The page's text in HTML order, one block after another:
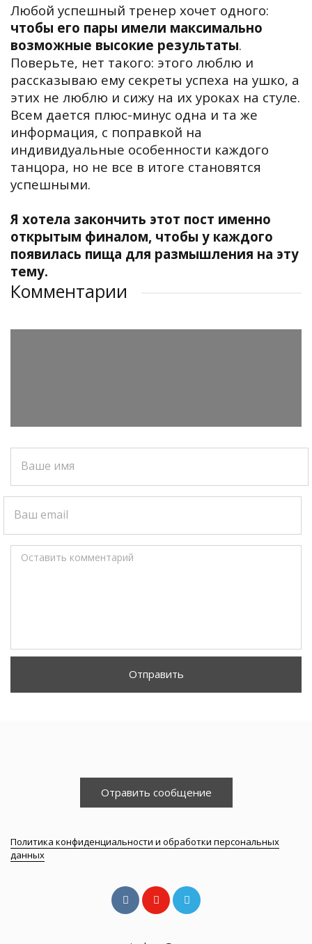
Любой успешный тренер хочет одного:
чтобы его пары имели максимально
возможные высокие результаты.
Поверьте, нет такого: этого люблю и
рассказываю ему секреты успеха на ушко, а
этих не люблю и сижу на их уроках на стуле.
Всем дается плюс-минус одна и та же
информация, с поправкой на
индивидуальные особенности каждого
танцора, но не все в итоге становятся
успешными.
Я хотела закончить этот пост именно
открытым финалом, чтобы у каждого
появилась пища для размышления на эту
тему.
Комментарии
Ваше имя
Ваш email
Оставить комментарий
Отправить
Отравить сообщение
Политика конфиденциальности и обработки персональных
данных